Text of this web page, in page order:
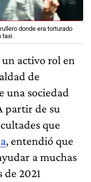
donde era torturado
taxi
activo rol en
de
una sociedad
partir de su
que
, entendió que
a muchas
2021